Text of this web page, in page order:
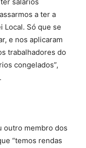
a ter a
Local. Só que se
e nos aplicaram
trabalhadores do
congelados”,
outro membro dos
“temos rendas